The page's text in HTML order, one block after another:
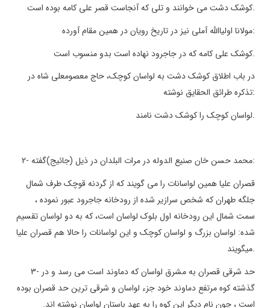
کوشک دشت می خوانند و تلی که آنجاست قصر علی کامه بوده است.
مولانا اولیاالله آملی نیز در تاریخ رویان در همین مقام آورده:
کوشک علی کامه که در جاجرود نهاده است بدو منسوب است.
در باب اطلاق کوشک دشت به لواسان کوچک، حاج معصومعلی شاه در
تذکره طرائق الحقایق نوشته:
لواسان کوچک را کوشک دشت نامند.
2- محمد حسن خان صنیع الدوله در مرات البلدان در ذیل (جائیج)گفته:
قصران علیا همین لواسانات را می گویند که از گردنه قوچک طرف شمال
جلگه طهران که شخص سرازیر شده از رودخانه جاجرود عبور نموده ،
سمت شمال این رودخانه اول بلوک لواسان است، که به دو لواسان تقسیم
شده: لواسان بزرگ و لواسان کوچک و این لواسانات را حالا هم قصران علیا
میگویند.
3- حد شرقی قصران به مشرق لواسان که دماوند است می رسد و در
گذشته کوه مرتفع دماوند خود جزء لواسان و شرقی ترین حد قصران بوده
است ، چون نام دیگر این کوه را به عهد باستان لواسان نوشته اند.